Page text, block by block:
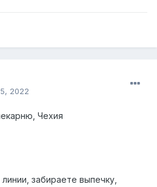
2022
Чехия
забираете выпечку,